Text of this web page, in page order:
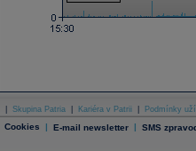
Skupina Patria Kariéra v Patrii Podmínky
Cookies | E-mail newsletter | SMS